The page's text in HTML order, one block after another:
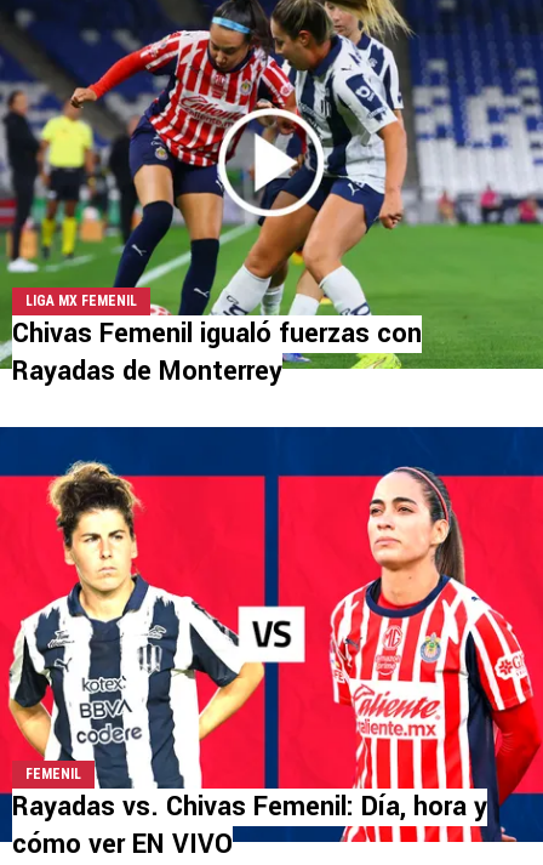
LIGA MX FEMENIL
Chivas Femenil igualó fuerzas con
Rayadas de Monterrey
FEMENIL
Rayadas vs. Chivas Femenil: Día, hora y
cómo ver EN VIVO